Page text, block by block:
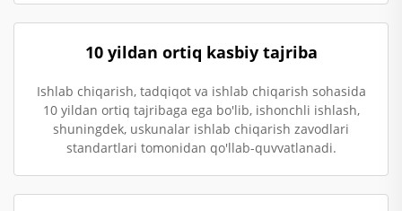
10 yildan ortiq kasbiy tajriba
Ishlab chiqarish, tadqiqot va ishlab chiqarish sohasida
10 yildan ortiq tajribaga ega bo'lib, ishonchli ishlash,
shuningdek, uskunalar ishlab chiqarish zavodlari
standartlari tomonidan qo'llab-quvvatlanadi.